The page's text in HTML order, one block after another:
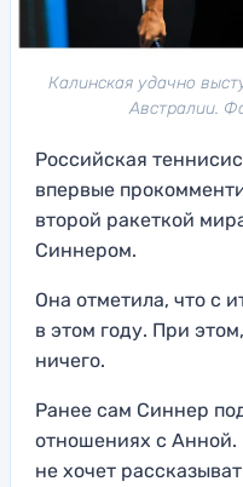
Калинская удачно
Австралии.
Российская
впервые
второй ракеткой
Синнером.
Она отметила, что с
в этом году. При
ничего.
Ранее сам Синнер
отношениях с Анной.
не хочет